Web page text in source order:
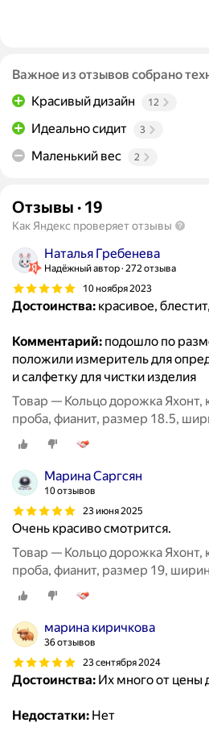
Важное из отзывов собрано
Красивый дизайн
12
Идеально сидит 3
Маленький вес 2
Отзывы · 19
Как Яндекс проверяет отзывы
Наталья Гребенева
Надёжный автор 272 отзыва
10 ноября 2023
Достоинства: красивое,
Комментарий: подошло по
положили измеритель для
и салфетку для чистки изделия
Товар — Кольцо дорожка Яхонт,
проба, фианит, размер 18.5,
бесцветный
Марина Саргсян
10 отзывов
23 июня 2025
Очень красиво смотрится.
Товар — Кольцо дорожка Яхонт,
проба, фианит, размер 19,
марина киричкова
36 отзывов
23 сентября 2024
Достоинства: Их много от цены
Недостатки: Нет